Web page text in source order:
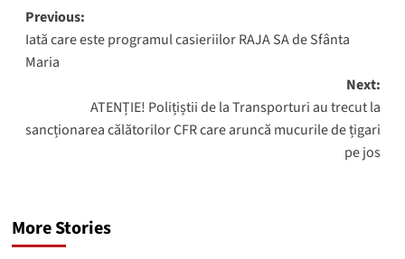
Post
navigation
Previous:
Iată care este programul casieriilor RAJA SA de Sfânta
Maria
Next:
ATENȚIE! Polițiștii de la Transporturi au trecut la
sancționarea călătorilor CFR care aruncă mucurile de țigari
pe jos
More Stories